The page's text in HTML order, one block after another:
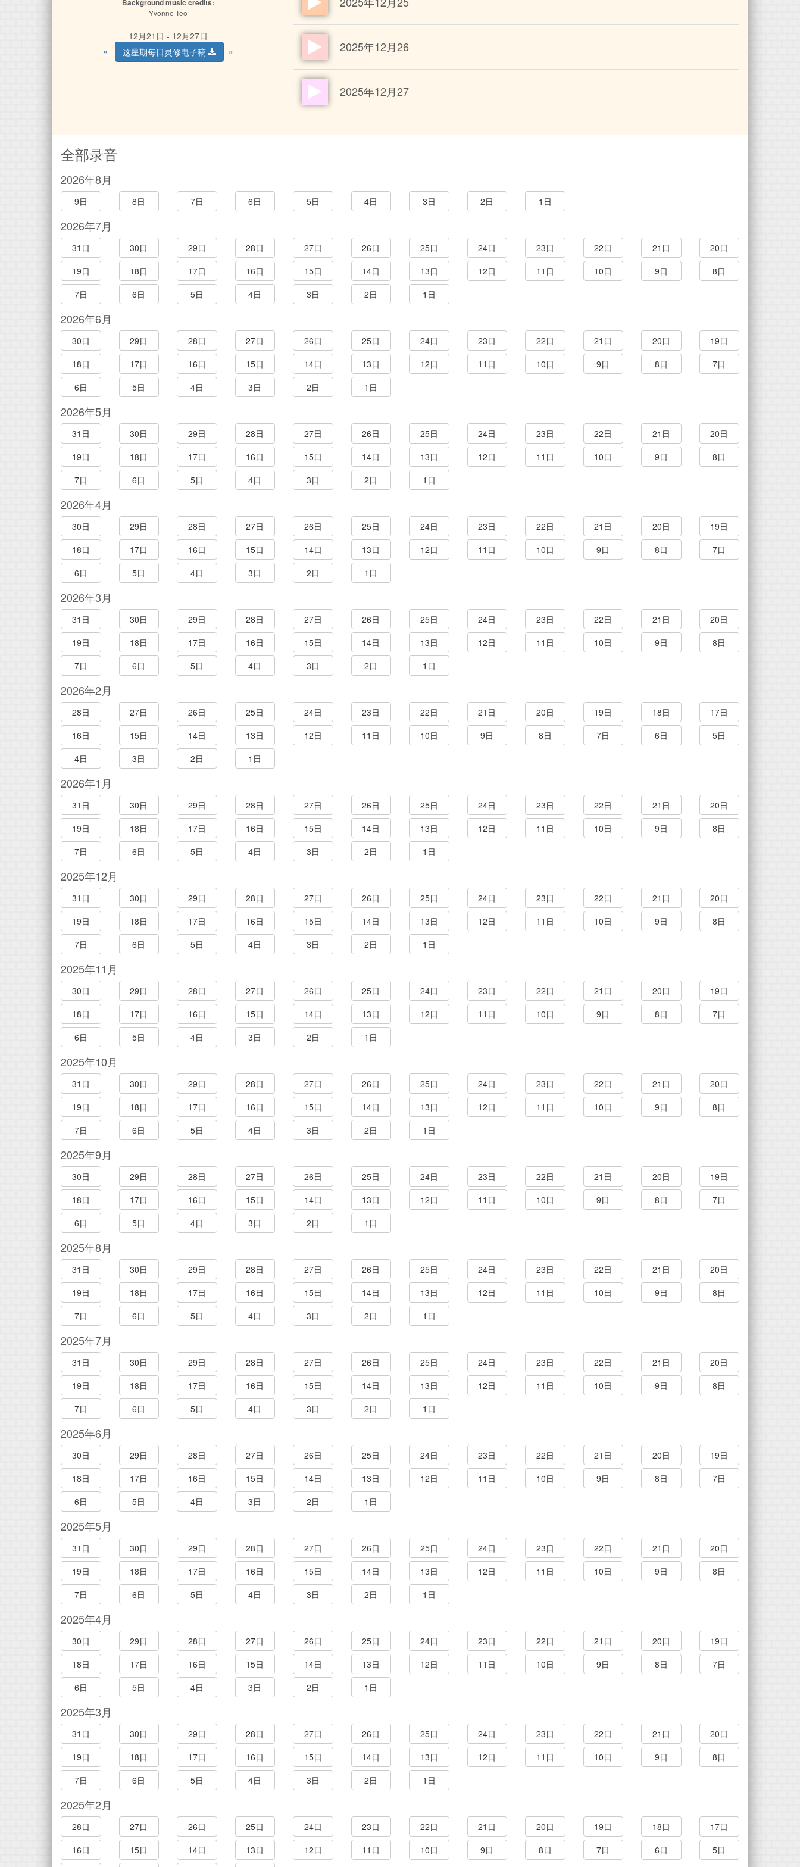
Background music credits:
Yvonne Teo
12月21日 - 12月27日
«
这星期每日灵修电子稿 » 2025年12月26
2025年12月27
全部录音
2026年8月
9日 8日 7日 6日 5日 4日 3日 2日 1日
2026年7月
31日 30日 29日 28日 27日 26日 25日 24日 23日 22日 21日
20日
19日
18日 17日 16日 15日 14日 13日 12日 11日 10日 9日
8日
7日
6日 5日 4日 3日 2日 1日
2026年6月
30日 29日 28日 27日 26日 25日 24日 23日 22日 21日 20日
19日
18日
17日 16日 15日 14日 13日 12日 11日 10日 9日 8日
7日
6日
5日 4日 3日 2日 1日
2026年5月
31日 30日 29日 28日 27日 26日 25日 24日 23日 22日 21日
20日
19日
18日 17日 16日 15日 14日 13日 12日 11日 10日 9日
8日
7日
6日 5日 4日 3日 2日 1日
2026年4月
30日 29日 28日 27日 26日 25日 24日 23日 22日 21日 20日
19日
18日
17日 16日 15日 14日 13日 12日 11日 10日 9日 8日
7日
6日
5日 4日 3日 2日 1日
2026年3月
31日 30日 29日 28日 27日 26日 25日 24日 23日 22日 21日
20日
19日
18日 17日 16日 15日 14日 13日 12日 11日 10日 9日
8日
7日
6日 5日 4日 3日 2日 1日
2026年2月
28日 27日 26日 25日 24日 23日 22日 21日 20日 19日 18日
17日
16日
15日 14日 13日 12日 11日 10日 9日 8日 7日 6日
5日
4日
3日 2日 1日
2026年1月
31日 30日 29日 28日 27日 26日 25日 24日 23日 22日 21日
20日
19日
18日 17日 16日 15日 14日 13日 12日 11日 10日 9日
8日
7日
6日 5日 4日 3日 2日 1日
2025年12月
31日 30日 29日 28日 27日 26日 25日 24日 23日 22日 21日
20日
19日
18日 17日 16日 15日 14日 13日 12日 11日 10日 9日
8日
7日
6日 5日 4日 3日 2日 1日
2025年11月
30日 29日 28日 27日 26日 25日 24日 23日 22日 21日 20日
19日
18日
17日 16日 15日 14日 13日 12日 11日 10日 9日 8日
7日
6日
5日 4日 3日 2日 1日
2025年10月
31日 30日 29日 28日 27日 26日 25日 24日 23日 22日 21日
20日
19日
18日 17日 16日 15日 14日 13日 12日 11日 10日 9日
8日
7日
6日 5日 4日 3日 2日 1日
2025年9月
30日 29日 28日 27日 26日 25日 24日 23日 22日 21日 20日
19日
18日
17日 16日 15日 14日 13日 12日 11日 10日 9日 8日
7日
6日
5日 4日 3日 2日 1日
2025年8月
31日 30日 29日 28日 27日 26日 25日 24日 23日 22日 21日
20日
19日
18日 17日 16日 15日 14日 13日 12日 11日 10日 9日
8日
7日
6日 5日 4日 3日 2日 1日
2025年7月
31日 30日 29日 28日 27日 26日 25日 24日 23日 22日 21日
20日
19日
18日 17日 16日 15日 14日 13日 12日 11日 10日 9日
8日
7日
6日 5日 4日 3日 2日 1日
2025年6月
30日 29日 28日 27日 26日 25日 24日 23日 22日 21日 20日
19日
18日
17日 16日 15日 14日 13日 12日 11日 10日 9日 8日
7日
6日
5日 4日 3日 2日 1日
2025年5月
31日 30日 29日 28日 27日 26日 25日 24日 23日 22日 21日
20日
19日
18日 17日 16日 15日 14日 13日 12日 11日 10日 9日
8日
7日
6日 5日 4日 3日 2日 1日
2025年4月
30日 29日 28日 27日 26日 25日 24日 23日 22日 21日 20日
19日
18日
17日 16日 15日 14日 13日 12日 11日 10日 9日 8日
7日
6日
5日 4日 3日 2日 1日
2025年3月
31日 30日 29日 28日 27日 26日 25日 24日 23日 22日 21日
20日
19日
18日 17日 16日 15日 14日 13日 12日 11日 10日 9日
8日
7日
6日 5日 4日 3日 2日 1日
2025年2月
28日 27日 26日 25日 24日 23日 22日 21日 20日 19日 18日
17日
16日
15日 14日 13日 12日 11日 10日 9日 8日 7日 6日 5日